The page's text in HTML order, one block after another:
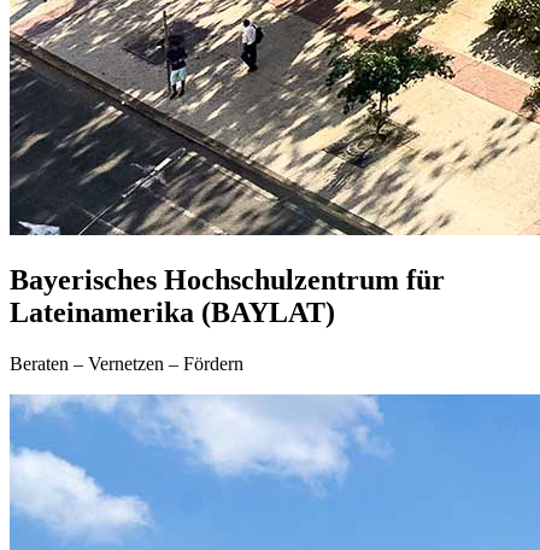
Bayerisches Hochschulzentrum für
Lateinamerika (BAYLAT)
Beraten – Vernetzen – Fördern